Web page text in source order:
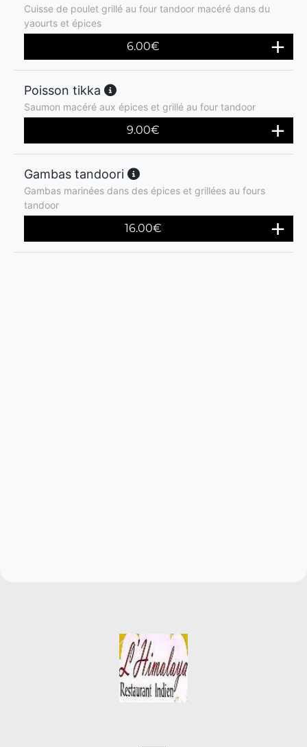
Cuisse de poulet grillé au four tandoor macéré dans du
yaourts et épices
6.00€
Poisson tikka
Saumon macéré aux épices et grillé au four tandoor
9.00€
Gambas tandoori
Gambas marinées dans des épices et grillées au fours
tandoor
16.00€